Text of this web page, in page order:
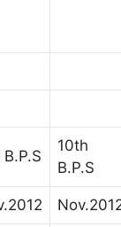
10th
B.P.S